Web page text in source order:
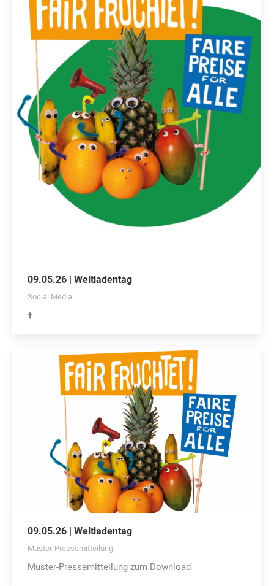
09.05.26 | Weltladentag
Social Media
⬆️
09.05.26 | Weltladentag
Muster-Pressemitteilung
Muster-Pressemitteilung zum Download